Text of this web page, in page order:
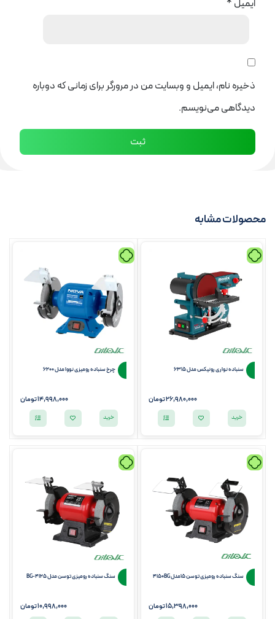
ایمیل *
ذخیره نام، ایمیل و وبسایت من در مرورگر برای زمانی که دوباره
دیدگاهی می‌نویسم.
محصولات مشابه
سنباده نواری رونیکس مدل 6315
26,980,000تومان
خرید
چرخ سنباده رومیزی نووا مدل 6200
14,998,000تومان
خرید
سنگ سنباده رومیزی توسن 15مدل 4150BG
15,398,000تومان
سنگ سنباده رومیزی توسن مدل 4125-BG
10,998,000تومان